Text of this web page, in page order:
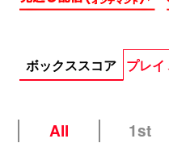
ボックススコア プレイ
All 1st